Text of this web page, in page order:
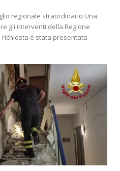
regionale straordinario Una
gli interventi della Regione
richiesta è stata presentata